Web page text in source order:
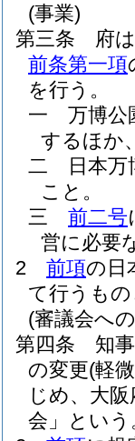
(事業)
第三条
府
前条第一項
を行う。
一
万博公
するほか
二
日本
こと。
三
前二号
営に必要
2
前項の日
て行うも
(審議会へ
第四条
知
の変更(軽
じめ、大
会」という